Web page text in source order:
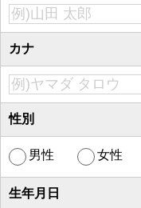
カナ
性別
男性 女性
生年月日